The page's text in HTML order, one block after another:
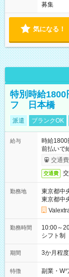
募集
気になる！
特別時給1800
フ 日本橋
派遣 ブランクOK
給与
時給
前払いで
交通
交通費
勤務地
東京都中
東京都中
勤務時間
10:00～20:00 実働7.5時間／休憩1.5時間 営
シフト制
期間 3か月程
特徴 副業・W